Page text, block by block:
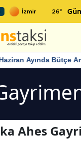
26°
Bütçe Artışı
Ahes